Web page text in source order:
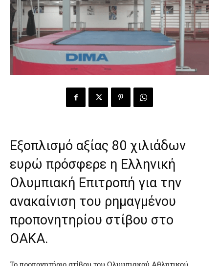
Eξοπλισμό αξίας 80 χιλιάδων
ευρώ πρόσφερε η Ελληνική
Ολυμπιακή Επιτροπή για την
ανακαίνιση του ρημαγμένου
προπονητηρίου στίβου στο
ΟΑΚΑ.